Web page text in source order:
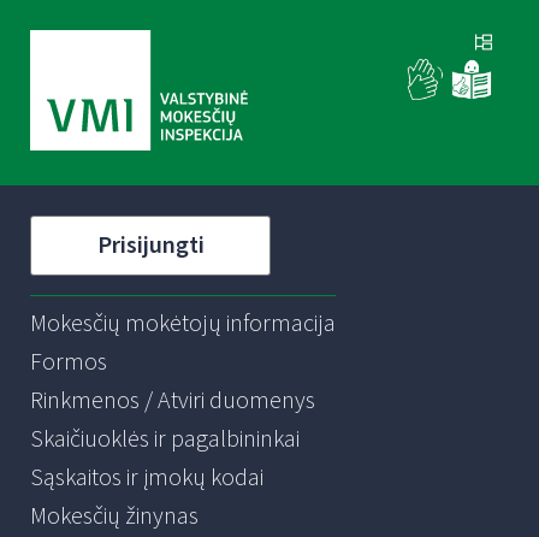
Prisijungti
Mokesčių mokėtojų informacija
Formos
Rinkmenos / Atviri duomenys
Skaičiuoklės ir pagalbininkai
Sąskaitos ir įmokų kodai
Mokesčių žinynas